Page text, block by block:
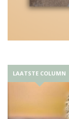
LAATSTE COLUMN